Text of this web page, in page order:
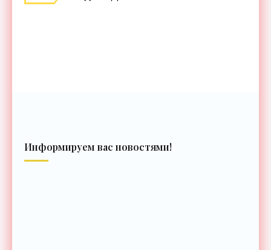
Информируем вас новостями!